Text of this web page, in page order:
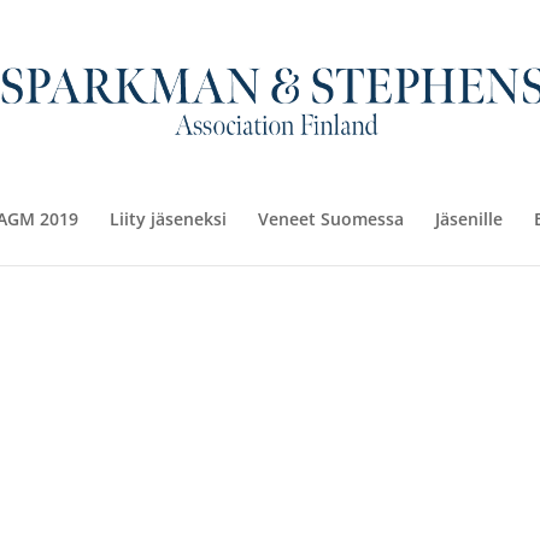
2019 Liity jäseneksi Veneet Suomessa Jäsenille